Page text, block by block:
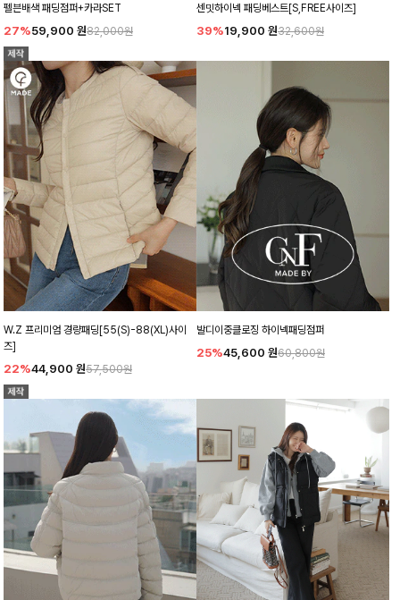
펠븐배색 패딩점퍼+카라SET
27%59,900 원82,000원
센밋하이넥 패딩베스트[S,FREE사이즈]
39%19,900 원32,600원
W.Z 프리미엄 경량패딩[55(S)-88(XL)사이
즈]
22%44,900 원57,500원
발디이중클로징 하이넥패딩점퍼
25%45,600 원60,800원